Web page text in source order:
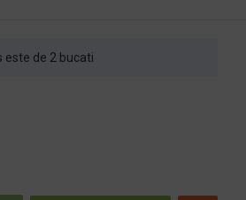
de 2 bucati